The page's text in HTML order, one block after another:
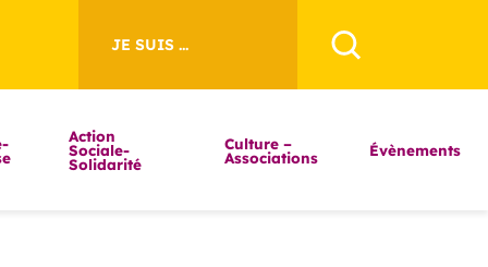
JE SUIS ...
Action
Sociale-
Solidarité
Culture –
Associations Évènements